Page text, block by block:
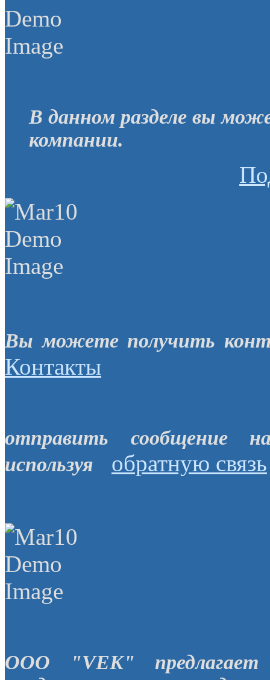
В данном разделе вы
компании.
Вы можете получить
Контакты
отправить сообщение
используя
обратную связь
OOO "VEK"